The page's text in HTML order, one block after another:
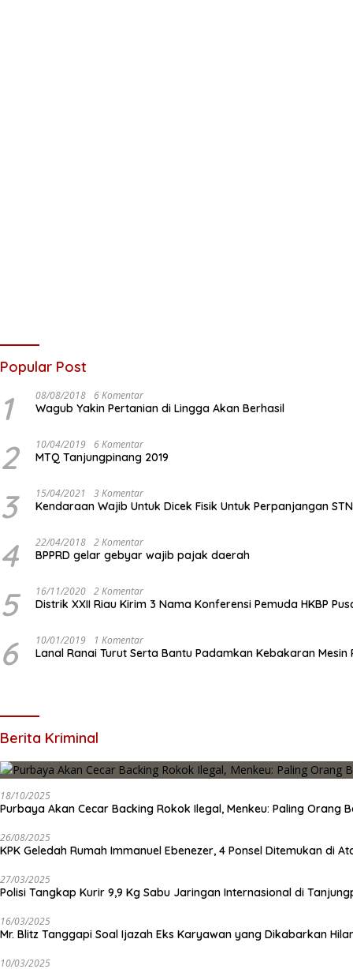
Popular Post
1 08/08/2018 6 Komentar
Wagub Yakin Pertanian di Lingga Akan Berhasil
2 10/04/2019 6 Komentar
MTQ Tanjungpinang 2019
3 15/04/2021 3 Komentar
Kendaraan Wajib Untuk Dicek Fisik Untuk Perpanjangan
4 22/04/2018 2 Komentar
BPPRD gelar gebyar wajib pajak daerah
5 16/11/2020 2 Komentar
Distrik XXII Riau Kirim 3 Nama Konferensi Pemuda HKBP
6 10/01/2019 1 Komentar
Lanal Ranai Turut Serta Bantu Padamkan Kebakaran Mesin
Berita Kriminal
18/10/2025
Purbaya Akan Cecar Backing Rokok Ilegal, Menkeu: Paling Orang
26/08/2025
KPK Geledah Rumah Immanuel Ebenezer, 4 Ponsel Ditemukan di
27/03/2025
Polisi Tangkap Kurir 9,9 Kg Sabu Jaringan Internasional di
16/03/2025
Mr. Blitz Tanggapi Soal Ijazah Eks Karyawan yang Dikabarkan
10/03/2025